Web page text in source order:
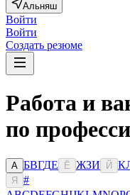
Альняш
Войти
Войти
Создать резюме
Работа и
по
А БВГДЕ Ё ЖЗИ Й К
Я
#